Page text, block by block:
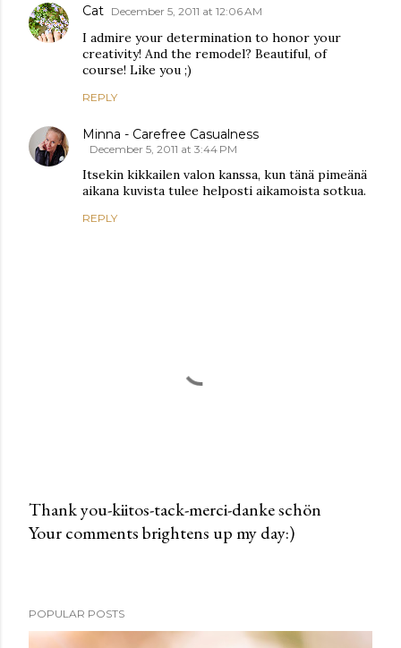
Cat December 5, 2011 at 12:06 AM
I admire your determination to honor your
creativity! And the remodel? Beautiful, of
course! Like you ;)
REPLY
Minna - Carefree Casualness
December 5, 2011 at 3:44 PM
Itsekin kikkailen valon kanssa, kun tänä pimeänä
aikana kuvista tulee helposti aikamoista sotkua.
REPLY
P
a
Thank you-kiitos-tack-merci-danke schön
Your comments brightens up my day:)
POPULAR POSTS